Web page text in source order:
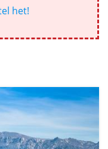
het!